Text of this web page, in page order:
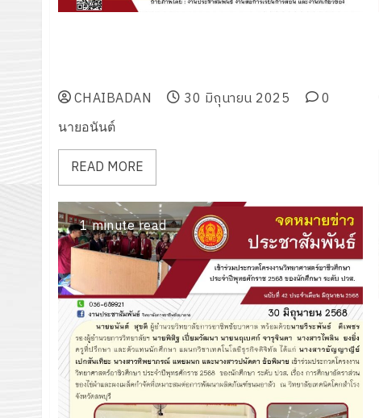
CHAIBADAN
30 มิถุนายน 2025 0
นายอนันต์
READ MORE
1 minute read